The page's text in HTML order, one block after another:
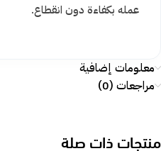
عمله بكفاءة دون انقطاع.
معلومات إضافية
مراجعات (0)
منتجات ذات صلة